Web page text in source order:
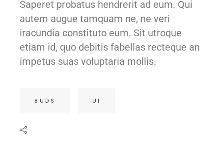
Saperet probatus hendrerit ad eum. Qui
autem augue tamquam ne, ne veri
iracundia constituto eum. Sit utroque
etiam id, quo debitis fabellas recteque an
impetus suas voluptaria mollis.
BUDS UI